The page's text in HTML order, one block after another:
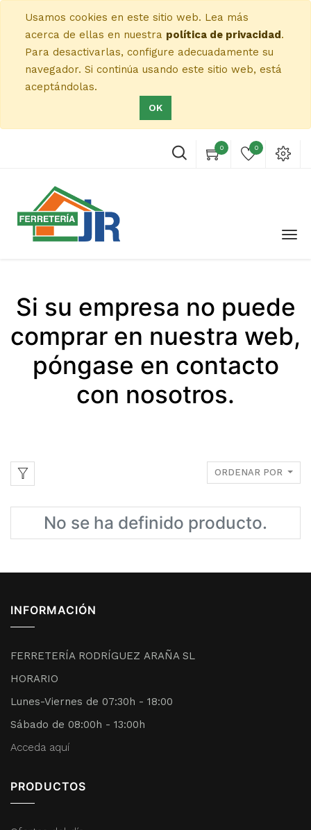
Usamos cookies en este sitio web. Lea más
acerca de ellas en nuestra política de privacidad.
Para desactivarlas, configure adecuadamente su
navegador. Si continúa usando este sitio web, está
aceptándolas.
OK
0 0
Si su empresa no puede
comprar en nuestra web,
póngase en contacto
con nosotros.
ORDENAR POR
No se ha definido producto.
INFORMACIÓN
FERRETERÍA RODRÍGUEZ ARAÑA SL
HORARIO
Lunes-Viernes de 07:30h - 18:00
Sábado de 08:00h - 13:00h
Acceda aquí
PRODUCTOS